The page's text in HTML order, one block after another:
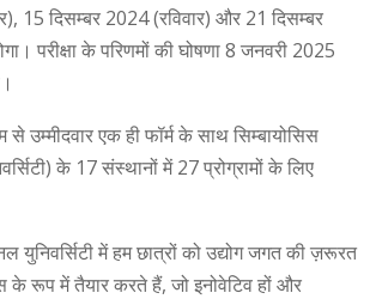
15 दिसम्बर 2024 (रविवार) और 21 दिसम्बर
परीक्षा के परिणमों की घोषणा 8 जनवरी 2025
से उम्मीदवार एक ही फॉर्म के साथ सिम्बायोसिस
के 17 संस्थानों में 27 प्रोग्रामों के लिए
युनिवर्सिटी में हम छात्रों को उद्योग जगत की ज़रूरत
रूप में तैयार करते हैं, जो इनोवेटिव हों और